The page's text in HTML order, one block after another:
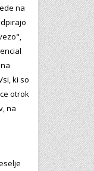
na
ki so
otrok
na